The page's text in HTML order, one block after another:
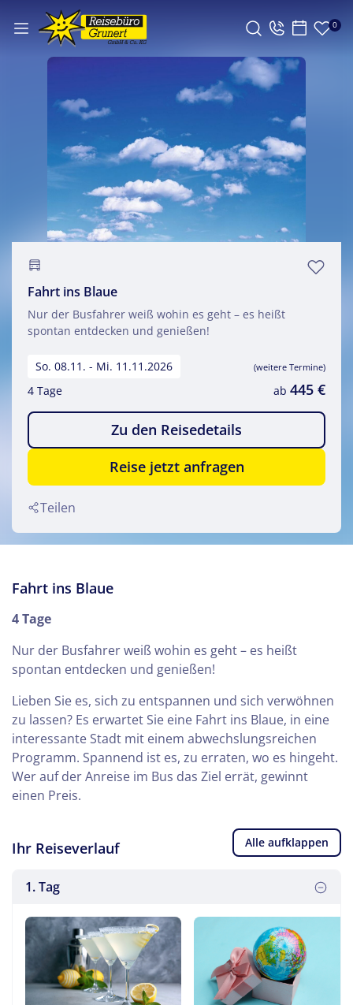
0
Fahrt ins Blaue
Nur der Busfahrer weiß wohin es geht – es heißt
spontan entdecken und genießen!
So. 08.11. - Mi. 11.11.2026 (weitere Termine)
4 Tage ab 445 €
Zu den Reisedetails
Reise jetzt anfragen
Teilen
Fahrt ins Blaue
4 Tage
Nur der Busfahrer weiß wohin es geht – es heißt
spontan entdecken und genießen!
Lieben Sie es, sich zu entspannen und sich verwöhnen
zu lassen? Es erwartet Sie eine Fahrt ins Blaue, in eine
interessante Stadt mit einem abwechslungsreichen
Programm. Spannend ist es, zu erraten, wo es hingeht.
Wer auf der Anreise im Bus das Ziel errät, gewinnt
einen Preis.
Ihr Reiseverlauf Alle aufklappen
1. Tag